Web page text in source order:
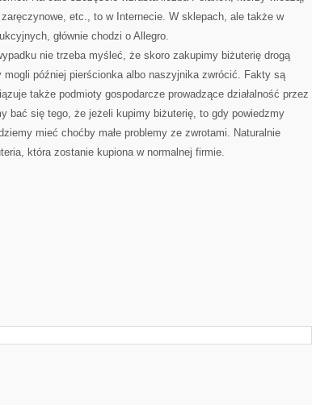
etc., to w Internecie. W sklepach, ale także w
głównie chodzi o Allegro.
nie trzeba myśleć, że skoro zakupimy biżuterię drogą
mogli później pierścionka albo naszyjnika zwrócić. Fakty są
także podmioty gospodarcze prowadzące działalność przez
bać się tego, że jeżeli kupimy biżuterię, to gdy powiedzmy
mieć choćby małe problemy ze zwrotami. Naturalnie
która zostanie kupiona w normalnej firmie.